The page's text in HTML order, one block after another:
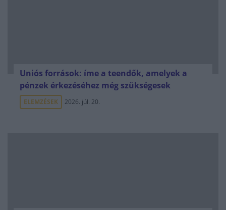
Uniós források: íme a teendők, amelyek a
pénzek érkezéséhez még szükségesek
ELEMZÉSEK 2026. júl. 20.